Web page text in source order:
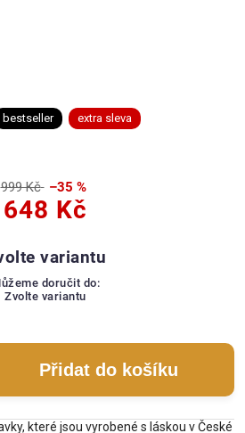
bestseller extra sleva
999 Kč –35 %
648 Kč
variantu
doručit do:
Zvolte variantu
Přidat do košíku
které jsou vyrobené s láskou v České